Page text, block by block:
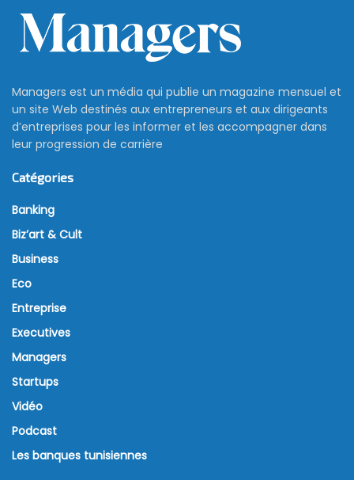
Managers est un média qui publie un magazine mensuel et
un site Web destinés aux entrepreneurs et aux dirigeants
d’entreprises pour les informer et les accompagner dans
leur progression de carrière
Catégories
Banking
Biz’art & Cult
Business
Eco
Entreprise
Executives
Managers
Startups
Vidéo
Podcast
Les banques tunisiennes